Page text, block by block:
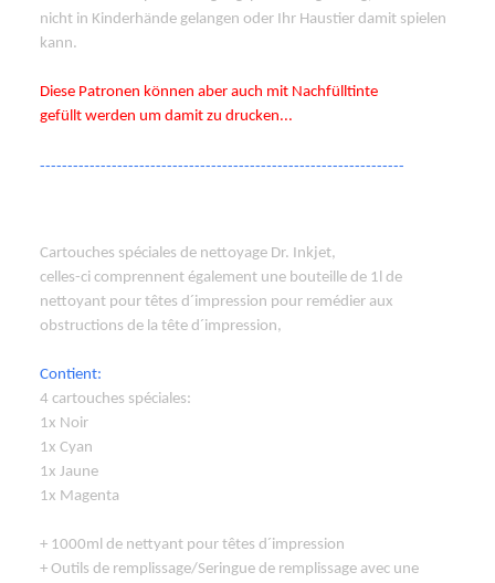
nicht in Kinderhände gelangen oder Ihr Haustier damit spielen
kann.
Diese Patronen können aber auch mit Nachfülltinte
gefüllt werden um damit zu drucken...
------------------------------------------------------------------
Cartouches spéciales de nettoyage Dr. Inkjet,
celles-ci comprennent également une bouteille de 1l de
nettoyant pour têtes d´impression pour remédier aux
obstructions de la tête d´impression,
Contient:
4 cartouches spéciales:
1x Noir
1x Cyan
1x Jaune
1x Magenta
+ 1000ml de nettyant pour têtes d´impression
+ Outils de remplissage/Seringue de remplissage avec une